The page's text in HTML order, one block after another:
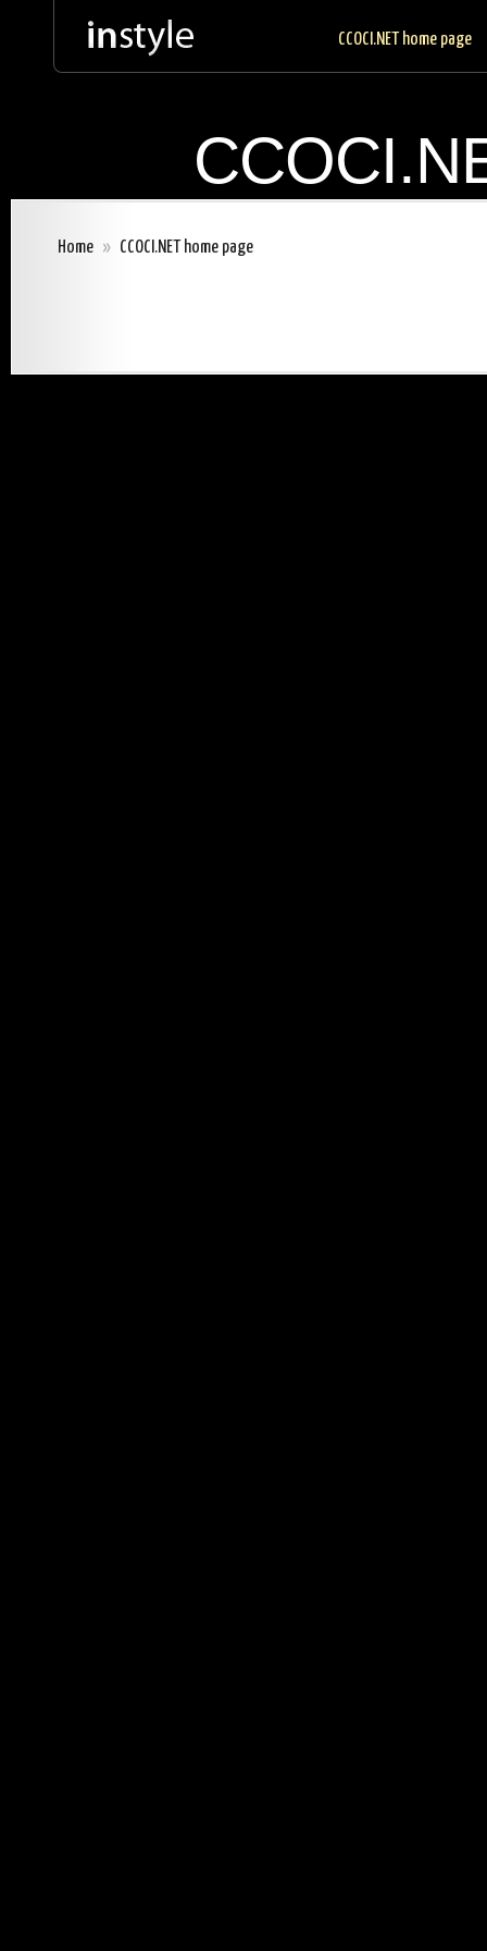
CCOCI.NET home page
Home » CCOCI.NET home page